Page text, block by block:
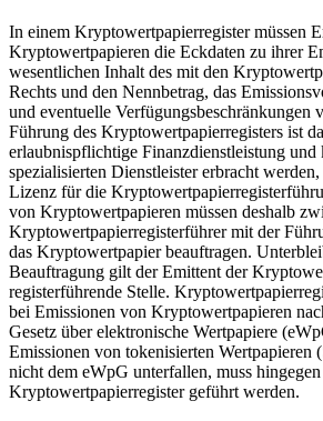
In einem Kryptowertpapierregister müssen
Kryptowertpapieren die Eckdaten zu ihrer
wesentlichen Inhalt des mit den
Rechts und den Nennbetrag, das
und eventuelle Verfügungsbeschränkungen
Führung des Kryptowertpapierregisters ist
erlaubnispflichtige Finanzdienstleistung und
spezialisierten Dienstleister erbracht
Lizenz für die
von Kryptowertpapieren müssen deshalb
Kryptowertpapierregisterführer mit der
das Kryptowertpapier beauftragen.
Beauftragung gilt der Emittent der
registerführende Stelle.
bei Emissionen von Kryptowertpapieren
Gesetz über elektronische Wertpapiere
Emissionen von tokenisierten Wertpapieren
nicht dem eWpG unterfallen, muss
Kryptowertpapierregister geführt werden.